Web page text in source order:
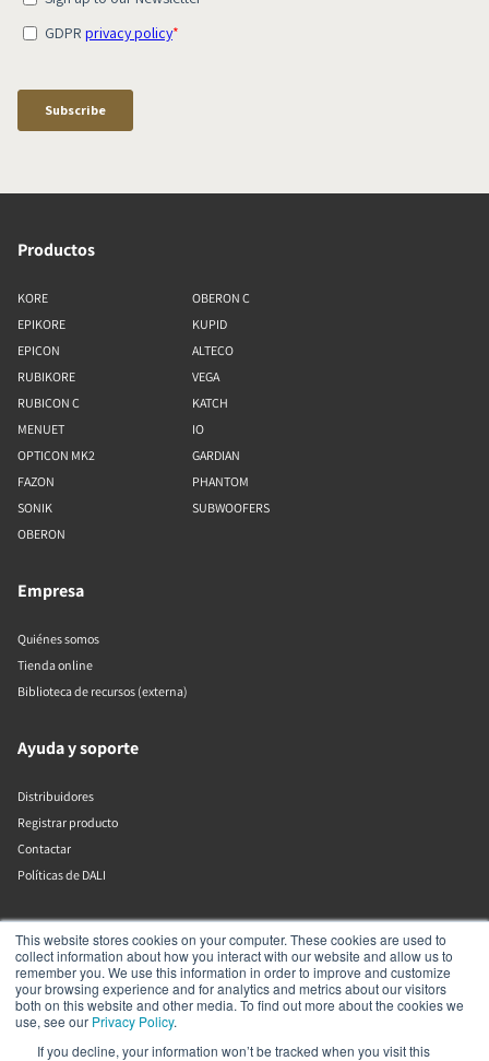
This website stores cookies on your computer. These cookies are used to
collect information about how you interact with our website and allow us to
remember you. We use this information in order to improve and customize
your browsing experience and for analytics and metrics about our visitors
both on this website and other media. To find out more about the cookies we
use, see our Privacy Policy.
If you decline, your information won’t be tracked when you visit this
Productos
KORE
EPIKORE
EPICON
RUBIKORE
RUBICON C
MENUET
OPTICON MK2
FAZON
SONIK
OBERON
OBERON C
KUPID
ALTECO
VEGA
KATCH
IO
GARDIAN
PHANTOM
SUBWOOFERS
Empresa
Quiénes somos
Tienda online
Biblioteca de recursos (externa)
Ayuda y soporte
Distribuidores
Registrar producto
Contactar
Políticas de DALI
DALI A/S
Dali Allé 1
Nørager
Nordjylland
9610
Dinamarca